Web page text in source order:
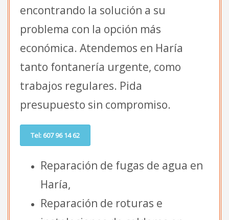
encontrando la solución a su
problema con la opción más
económica. Atendemos en Haría
tanto fontanería urgente, como
trabajos regulares. Pida
presupuesto sin compromiso.
Tel: 607 96 14 62
Reparación de fugas de agua en
Haría,
Reparación de roturas e